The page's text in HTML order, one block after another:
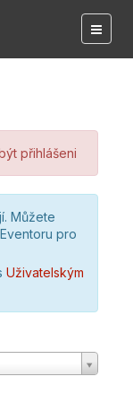
přihlášeni
Můžete
pro
Uživatelským